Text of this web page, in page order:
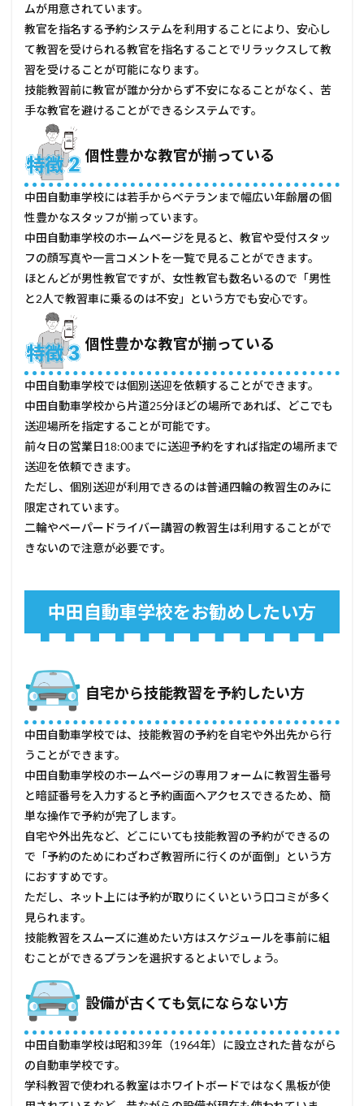
が安
い教
習所
に申
し込
い方
口コ
ミ評
価が
高い
自動
車学
校を
選び
たい
5
遠鉄
自動
車学
校の
口コ
ミ・
評判
5.1
良い
評価
評価
中田
料金
人コ
メン
ト
ムが用意されています。
教官を指名する予約システムを利用することにより、安心し
て教習を受けられる教官を指名することでリラックスして教
習を受けることが可能になります。
技能教習前に教官が誰か分からず不安になることがなく、苦
手な教官を避けることができるシステムです。
個性豊かな教官が揃っている
中田自動車学校には若手からベテランまで幅広い年齢層の個
性豊かなスタッフが揃っています。
中田自動車学校のホームページを見ると、教官や受付スタッ
フの顔写真や一言コメントを一覧で見ることができます。
ほとんどが男性教官ですが、女性教官も数名いるので「男性
と2人で教習車に乗るのは不安」という方でも安心です。
個性豊かな教官が揃っている
中田自動車学校では個別送迎を依頼することができます。
中田自動車学校から片道25分ほどの場所であれば、どこでも
送迎場所を指定することが可能です。
前々日の営業日18:00までに送迎予約をすれば指定の場所まで
送迎を依頼できます。
ただし、個別送迎が利用できるのは普通四輪の教習生のみに
限定されています。
二輪やペーパードライバー講習の教習生は利用することがで
きないので注意が必要です。
中田自動車学校をお勧めしたい方
自宅から技能教習を予約したい方
中田自動車学校では、技能教習の予約を自宅や外出先から行
うことができます。
中田自動車学校のホームページの専用フォームに教習生番号
と暗証番号を入力すると予約画面へアクセスできるため、簡
単な操作で予約が完了します。
自宅や外出先など、どこにいても技能教習の予約ができるの
で「予約のためにわざわざ教習所に行くのが面倒」という方
におすすめです。
ただし、ネット上には予約が取りにくいという口コミが多く
見られます。
技能教習をスムーズに進めたい方はスケジュールを事前に組
むことができるプランを選択するとよいでしょう。
設備が古くても気にならない方
中田自動車学校は昭和39年（1964年）に設立された昔ながら
の自動車学校です。
学科教習で使われる教室はホワイトボードではなく黒板が使